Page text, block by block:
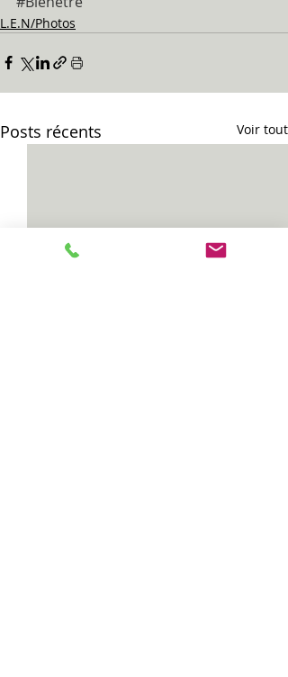
L.E.N/Photos
Posts récents Voir tout